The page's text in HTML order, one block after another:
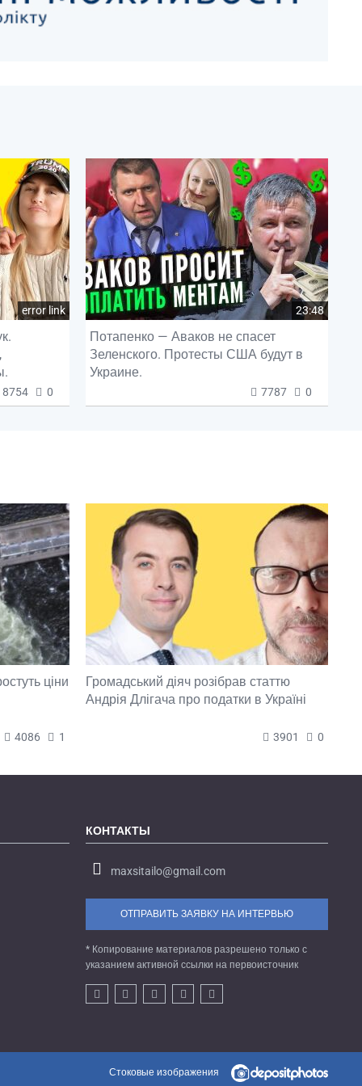
error link
8754 0
23:48
Потапенко — Аваков не спасет
Зеленского. Протесты США будут в
Украине.
7787 0
ціни
4086 1
Громадський діяч розібрав статтю
Андрія Длігача про податки в Україні
3901 0
КОНТАКТЫ
maxsitailo@gmail.com
ОТПРАВИТЬ ЗАЯВКУ НА ИНТЕРВЬЮ
* Копирование материалов разрешено только с
указанием активной ссылки на первоисточник
Стоковые изображения